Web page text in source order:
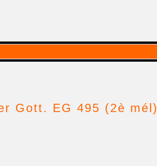
Gott. EG 495 (2è mél)